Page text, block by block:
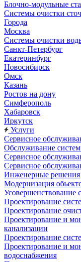
Блочно-модульные
Системы очистки
Города
Москва
Системы очистки
Санкт-Петербург
Екатеринбург
Новосибирск
Омск
Казань
Ростов на дону
Симферополь
Хабаровск
Иркутск
Услуги
Сервисное
Обслуживание
Сервисное
Сервисное
Инженерные решения
Модернизация
Усовершенствование
Проектирование
Проектирование
Проектирование и
канализации
Проектирование
Проектирование и
водоснабжения